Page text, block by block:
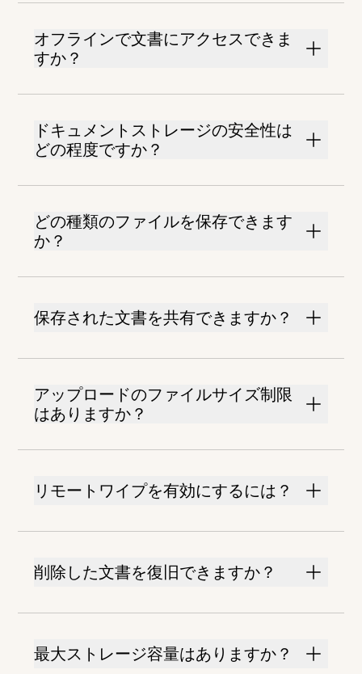
オフラインで文書にアクセスできま
すか？
ドキュメントストレージの安全性は
どの程度ですか？
どの種類のファイルを保存できます
か？
保存された文書を共有できますか？
アップロードのファイルサイズ制限
はありますか？
リモートワイプを有効にするには？
削除した文書を復旧できますか？
最大ストレージ容量はありますか？